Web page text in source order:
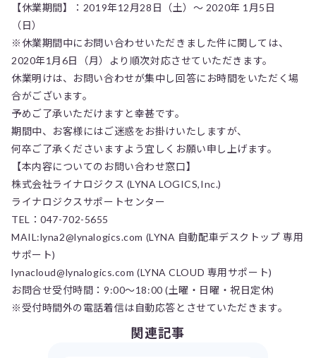
【休業期間】：2019年12月28日（土）～ 2020年 1月5日
（日）
※休業期間中にお問い合わせいただきました件に関しては、
2020年1月6日（月）より順次対応させていただきます。
休業明けは、お問い合わせが集中し回答にお時間をいただく場
合がございます。
予めご了承いただけますと幸甚です。
期間中、お客様にはご迷惑をお掛けいたしますが、
何卒ご了承くださいますよう宜しくお願い申し上げます。
【本内容についてのお問い合わせ窓口】
株式会社ライナロジクス (LYNA LOGICS,Inc.)
ライナロジクスサポートセンター
TEL：047-702-5655
MAIL:lyna2@lynalogics.com (LYNA 自動配車デスクトップ 専用
サポート)
lynacloud@lynalogics.com (LYNA CLOUD 専用サポート)
お問合せ受付時間：9:00～18:00 (土曜・日曜・祝日定休)
※受付時間外の電話着信は自動応答とさせていただきます。
関連記事